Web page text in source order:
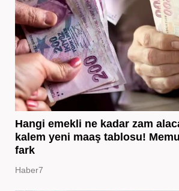
Hangi emekli ne kadar zam
kalem yeni maaş tablosu!
fark
Haber7